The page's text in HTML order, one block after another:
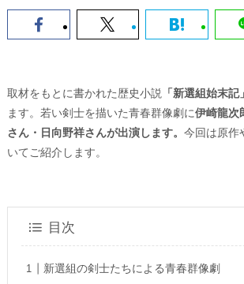
取材をもとに書かれた歴史小説「新選組始末記」
ます。若い剣士を描いた青春群像劇に伊崎龍次
さん・日向野祥さんが出演します。 今回は原作
いてご紹介します。
目次
新選組の剣士たちによる青春群像劇